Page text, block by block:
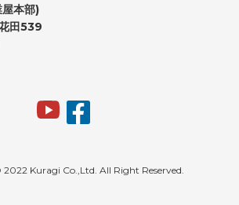
本部)
田539
Kuragi Co.,Ltd. All Right Reserved.